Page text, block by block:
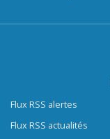
Flux RSS alertes
Flux RSS actualités